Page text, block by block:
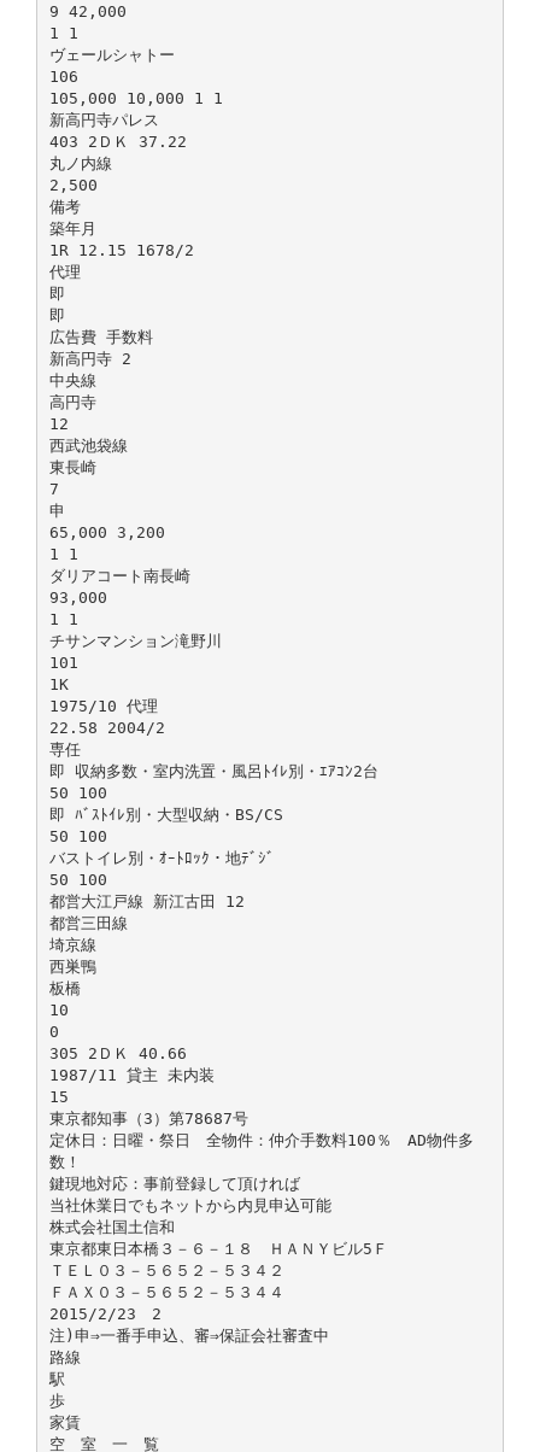
9 42,000
1 1
ヴェールシャトー
106
105,000 10,000 1 1
新高円寺パレス
403 2ＤＫ 37.22
丸ノ内線
2,500
備考
築年月
1R 12.15 1678/2
代理
即
即
広告費 手数料
新高円寺 2
中央線
高円寺
12
西武池袋線
東長崎
7
申
65,000 3,200
1 1
ダリアコート南長崎
93,000
1 1
チサンマンション滝野川
101
1K
1975/10 代理
22.58 2004/2
専任
即 収納多数・室内洗置・風呂ﾄｲﾚ別・ｴｱｺﾝ2台
50 100
即 ﾊﾞｽﾄｲﾚ別・大型収納・BS/CS
50 100
バストイレ別・ｵｰﾄﾛｯｸ・地ﾃﾞｼﾞ
50 100
都営大江戸線 新江古田 12
都営三田線
埼京線
西巣鴨
板橋
10
0
305 2ＤＫ 40.66
1987/11 貸主 未内装
15
東京都知事（3）第78687号
定休日：日曜・祭日 全物件：仲介手数料100％ AD物件多
数！
鍵現地対応：事前登録して頂ければ
当社休業日でもネットから内見申込可能
株式会社国土信和
東京都東日本橋３－６－１８ ＨＡＮＹビル5Ｆ
ＴＥＬ０３－５６５２－５３４２
ＦＡＸ０３－５６５２－５３４４
2015/2/23 2
注)申⇒一番手申込、審⇒保証会社審査中
路線
駅
歩
家賃
空 室 一 覧